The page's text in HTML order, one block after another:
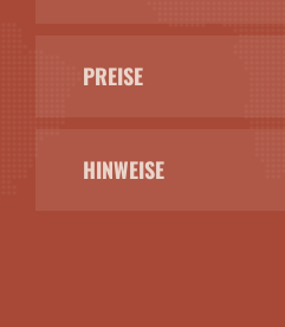
PREISE
HINWEISE